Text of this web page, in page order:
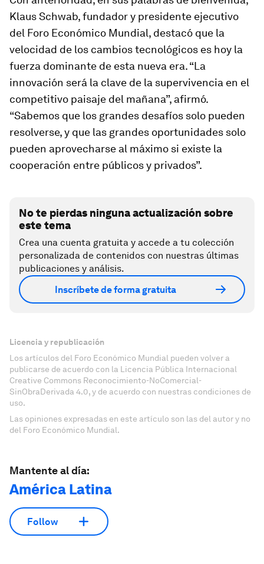
Klaus Schwab, fundador y presidente ejecutivo
del Foro Económico Mundial, destacó que la
velocidad de los cambios tecnológicos es hoy la
fuerza dominante de esta nueva era. “La
innovación será la clave de la supervivencia en el
competitivo paisaje del mañana”, afirmó.
“Sabemos que los grandes desafíos solo pueden
resolverse, y que las grandes oportunidades solo
pueden aprovecharse al máximo si existe la
cooperación entre públicos y privados”.
No te pierdas ninguna actualización sobre
este tema
Crea una cuenta gratuita y accede a tu colección
personalizada de contenidos con nuestras últimas
publicaciones y análisis.
Inscríbete de forma gratuita
Licencia y republicación
Los artículos del Foro Económico Mundial pueden volver a
publicarse de acuerdo con la Licencia Pública Internacional
Creative Commons Reconocimiento-NoComercial-
SinObraDerivada 4.0, y de acuerdo con nuestras condiciones de
uso.
Las opiniones expresadas en este artículo son las del autor y no
del Foro Económico Mundial.
Mantente al día:
América Latina
Follow